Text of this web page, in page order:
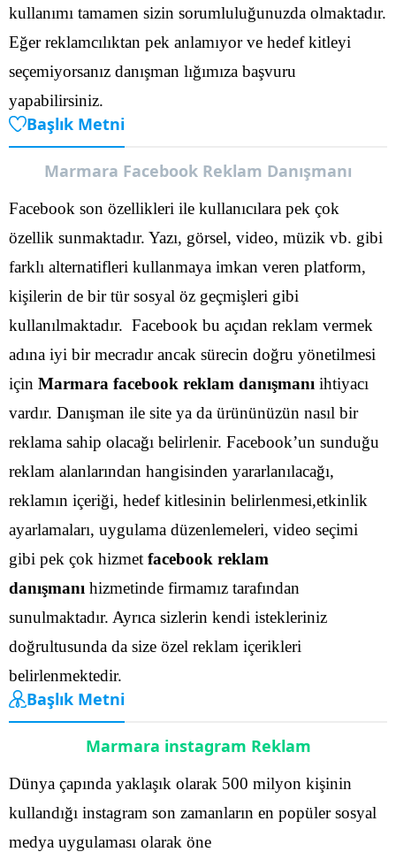
kullanımı tamamen sizin sorumluluğunuzda olmaktadır.
Eğer reklamcılıktan pek anlamıyor ve hedef kitleyi
seçemiyorsanız danışman lığımıza başvuru
yapabilirsiniz.
Başlık Metni
Marmara Facebook Reklam Danışmanı
Facebook son özellikleri ile kullanıcılara pek çok
özellik sunmaktadır. Yazı, görsel, video, müzik vb. gibi
farklı alternatifleri kullanmaya imkan veren platform,
kişilerin de bir tür sosyal öz geçmişleri gibi
kullanılmaktadır. Facebook bu açıdan reklam vermek
adına iyi bir mecradır ancak sürecin doğru yönetilmesi
için Marmara facebook reklam danışmanı ihtiyacı
vardır. Danışman ile site ya da ürününüzün nasıl bir
reklama sahip olacağı belirlenir. Facebook’un sunduğu
reklam alanlarından hangisinden yararlanılacağı,
reklamın içeriği, hedef kitlesinin belirlenmesi,etkinlik
ayarlamaları, uygulama düzenlemeleri, video seçimi
gibi pek çok hizmet facebook reklam
danışmanı hizmetinde firmamız tarafından
sunulmaktadır. Ayrıca sizlerin kendi istekleriniz
doğrultusunda da size özel reklam içerikleri
belirlenmektedir.
Başlık Metni
Marmara instagram Reklam
Dünya çapında yaklaşık olarak 500 milyon kişinin
kullandığı instagram son zamanların en popüler sosyal
medya uygulaması olarak öne